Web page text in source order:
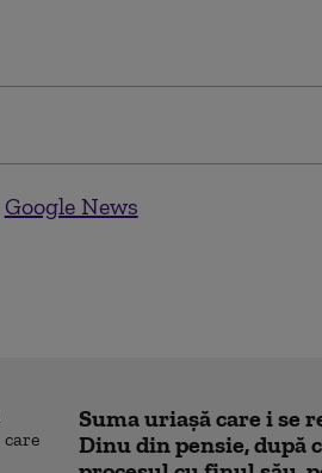
Google News
Suma uriașă care i se
Dinu din pensie, după